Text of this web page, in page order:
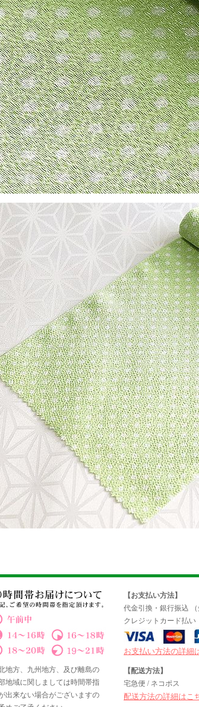
地方、九州地方、及び離島の
地域に関しましては時間帯指
出来ない場合がございますの
【お支払い方法】
代金引換・銀行振込 （
クレジットカード払い
お支払い方法の詳細
【配送方法】
宅急便 / ネコポス
配送方法の詳細はこ